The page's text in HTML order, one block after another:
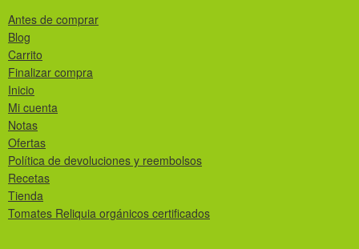
Antes de comprar
Blog
Carrito
Finalizar compra
Inicio
Mi cuenta
Notas
Ofertas
Política de devoluciones y reembolsos
Recetas
Tienda
Tomates Reliquia orgánicos certificados